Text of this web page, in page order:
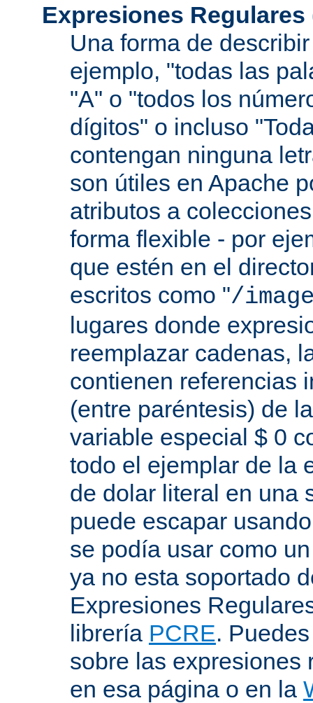
Expresiones Regulares
Una forma de
ejemplo, "todas las
"A" o "todos los
dígitos" o incluso
contengan ninguna
son útiles en Apache
atributos a
forma flexible - por
que estén en el
escritos como "/
lugares donde
reemplazar cadenas,
contienen referencias
(entre paréntesis) de
variable especial $ 0
todo el ejemplar de la
de dolar literal en una
puede escapar
se podía usar como
ya no esta soportado
Expresiones
librería PCRE.
sobre las expresiones
en esa página o en la